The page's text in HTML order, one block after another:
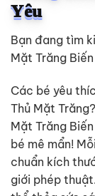
Yêu
Bạn đang tìm
Mặt Trăng
Các bé yêu
Thủ Mặt
Mặt Trăng
bé mê mẩn!
chuẩn kích
giới phép